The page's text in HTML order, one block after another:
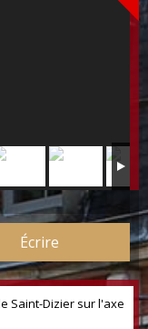
Écrire
Saint-Dizier sur l'axe